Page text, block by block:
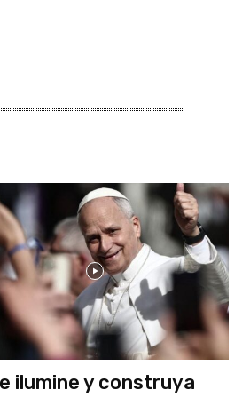
ilumine y construya